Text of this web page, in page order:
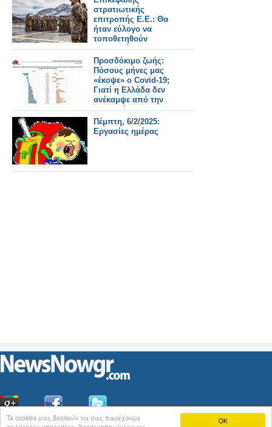
OK
Ta cookies μας βοηθούν να σας παρέχουμε
στρατιωτικής
επιτροπής Ε.Ε.: Θα
ήταν εύλογο να
τοποθετηθούν
Ευρωπαίοι
στρατιώτες στη
Γροιλανδία..
Προσδόκιμο ζωής:
Πόσους μήνες μας
«έκοψε» ο Covid-19;
Γιατί η Ελλάδα δεν
ανέκαμψε από την
πανδημία
Πέμπτη, 6/2/2025:
Εργασίες ημέρας